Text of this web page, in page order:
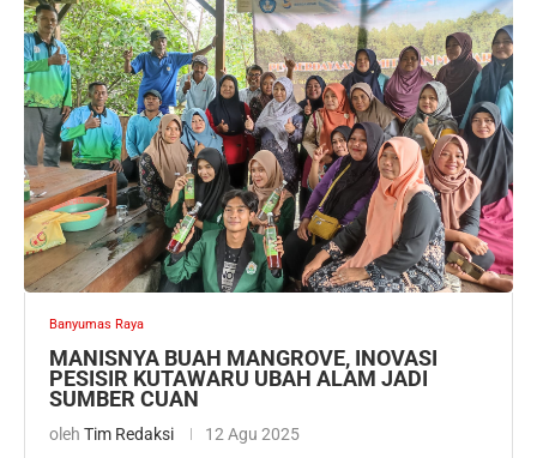
Banyumas Raya
MANISNYA BUAH MANGROVE, INOVASI
PESISIR KUTAWARU UBAH ALAM JADI
SUMBER CUAN
oleh Tim Redaksi 12 Agu 2025